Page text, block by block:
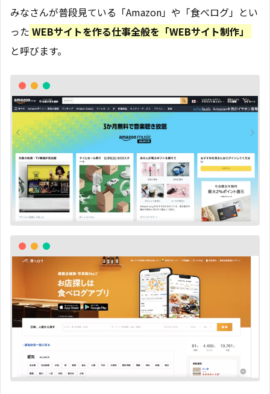
みなさんが普段見ている「Amazon」や「食べログ」とい
った WEBサイトを作る仕事全般を「WEBサイト制作」
と呼びます。